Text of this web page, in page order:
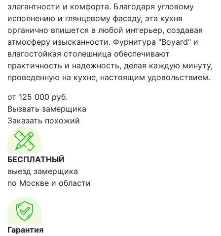
элегантности и комфорта. Благодаря угловому
исполнению и глянцевому фасаду, эта кухня
органично впишется в любой интерьер, создавая
атмосферу изысканности. Фурнитура "Boyard" и
влагостойкая столешница обеспечивают
практичность и надежность, делая каждую минуту,
проведенную на кухне, настоящим удовольствием.
от 125 000 руб.
Вызвать замерщика
Заказать похожий
БЕСПЛАТНЫЙ
выезд замерщика
по Москве и области
Гарантия